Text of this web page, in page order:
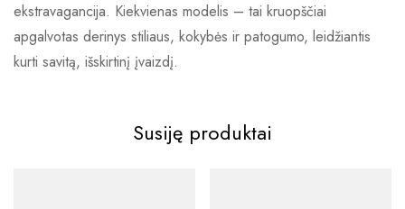
ekstravagancija. Kiekvienas modelis – tai kruopščiai
apgalvotas derinys stiliaus, kokybės ir patogumo, leidžiantis
kurti savitą, išskirtinį įvaizdį.
Susiję produktai